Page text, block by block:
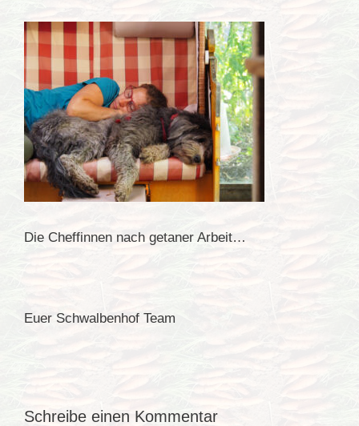
Die Cheffinnen nach getaner Arbeit…
Euer Schwalbenhof Team
Schreibe einen Kommentar